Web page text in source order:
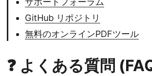
GitHub リポジトリ
無料のオンラインPDFツール
❓ よくある質問